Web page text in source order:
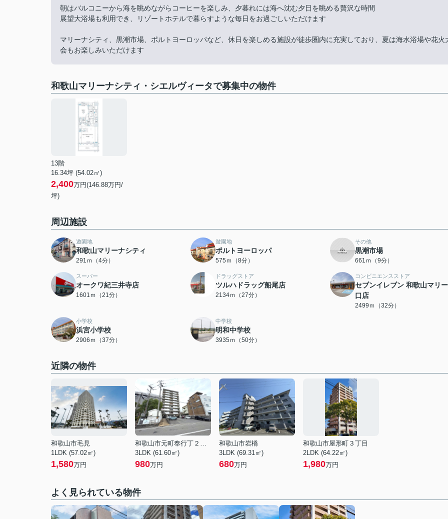
朝はバルコニーから海を眺めながらコーヒーを楽しみ、夕暮れには海へ沈む夕日を眺める贅沢な時間
展望大浴場も利用でき、リゾートホテルで暮らすような毎日をお過ごしいただけます
マリーナシティ、黒潮市場、ポルトヨーロッパなど、休日を楽しめる施設が徒歩圏内に充実しており、夏は海水浴場や花火
会もお楽しみいただけます
和歌山マリーナシティ・シエルヴィータで募集中の物件
13階
16.34坪 (54.02㎡)
2,400万円(146.88万円/
坪)
周辺施設
遊園地
和歌山マリーナシティ
291ｍ（4分）
遊園地
ポルトヨーロッパ
575ｍ（8分）
その他
黒潮市場
661ｍ（9分）
スーパー
オークワ紀三井寺店
1601ｍ（21分）
ドラッグストア
ツルハドラッグ船尾店
2134ｍ（27分）
コンビニエンスストア
セブンイレブン 和歌山マリ
口店
2499ｍ（32分）
小学校
浜宮小学校
2906ｍ（37分）
中学校
明和中学校
3935ｍ（50分）
近隣の物件
和歌山市毛見
1LDK (57.02㎡)
1,580万円
3LDK (61.60㎡)
980万円
和歌山市岩橋
3LDK (69.31㎡)
680万円
和歌山市屋形町３丁目
2LDK (64.22㎡)
1,980万円
よく見られている物件